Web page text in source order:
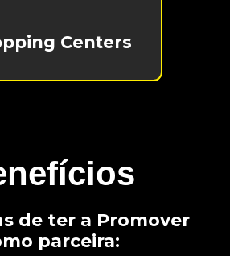
Centers
de ter a Promover
parceira: